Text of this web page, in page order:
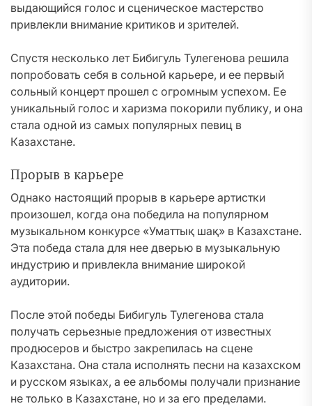
выдающийся голос и сценическое мастерство
привлекли внимание критиков и зрителей.
Спустя несколько лет Бибигуль Тулегенова решила
попробовать себя в сольной карьере, и ее первый
сольный концерт прошел с огромным успехом. Ее
уникальный голос и харизма покорили публику, и она
стала одной из самых популярных певиц в
Казахстане.
Прорыв в карьере
Однако настоящий прорыв в карьере артистки
произошел, когда она победила на популярном
музыкальном конкурсе «Уматтық шақ» в Казахстане.
Эта победа стала для нее дверью в музыкальную
индустрию и привлекла внимание широкой
аудитории.
После этой победы Бибигуль Тулегенова стала
получать серьезные предложения от известных
продюсеров и быстро закрепилась на сцене
Казахстана. Она стала исполнять песни на казахском
и русском языках, а ее альбомы получали признание
не только в Казахстане, но и за его пределами.